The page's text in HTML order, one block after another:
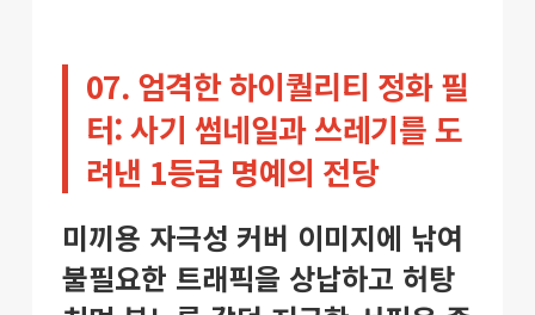
07. 엄격한 하이퀄리티 정화 필
터: 사기 썸네일과 쓰레기를 도
려낸 1등급 명예의 전당
미끼용 자극성 커버 이미지에 낚여
불필요한 트래픽을 상납하고 허탕